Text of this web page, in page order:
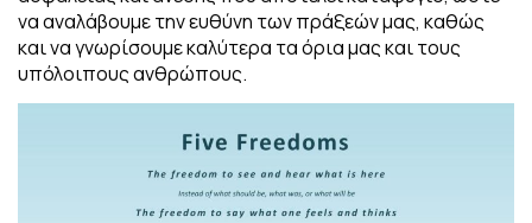
να αναλάβουμε την ευθύνη των πράξεών μας, καθώς
και να γνωρίσουμε καλύτερα τα όρια μας και τους
υπόλοιπους ανθρώπους.